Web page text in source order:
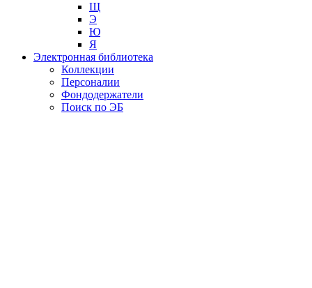
Щ
Э
Ю
Я
Электронная библиотека
Коллекции
Персоналии
Фондодержатели
Поиск по ЭБ